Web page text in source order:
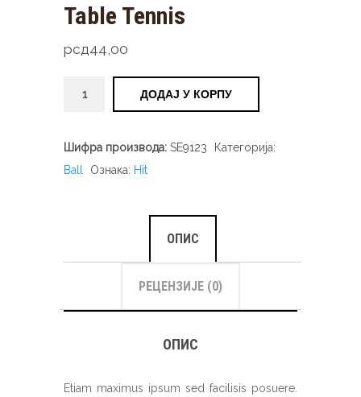
Table Tennis
рсд44,00
ДОДАЈ У КОРПУ
Шифра производа: SE9123
Категорија:
Ball
Ознака: Hit
ОПИС
РЕЦЕНЗИЈЕ (0)
ОПИС
Etiam maximus ipsum sed facilisis posuere.